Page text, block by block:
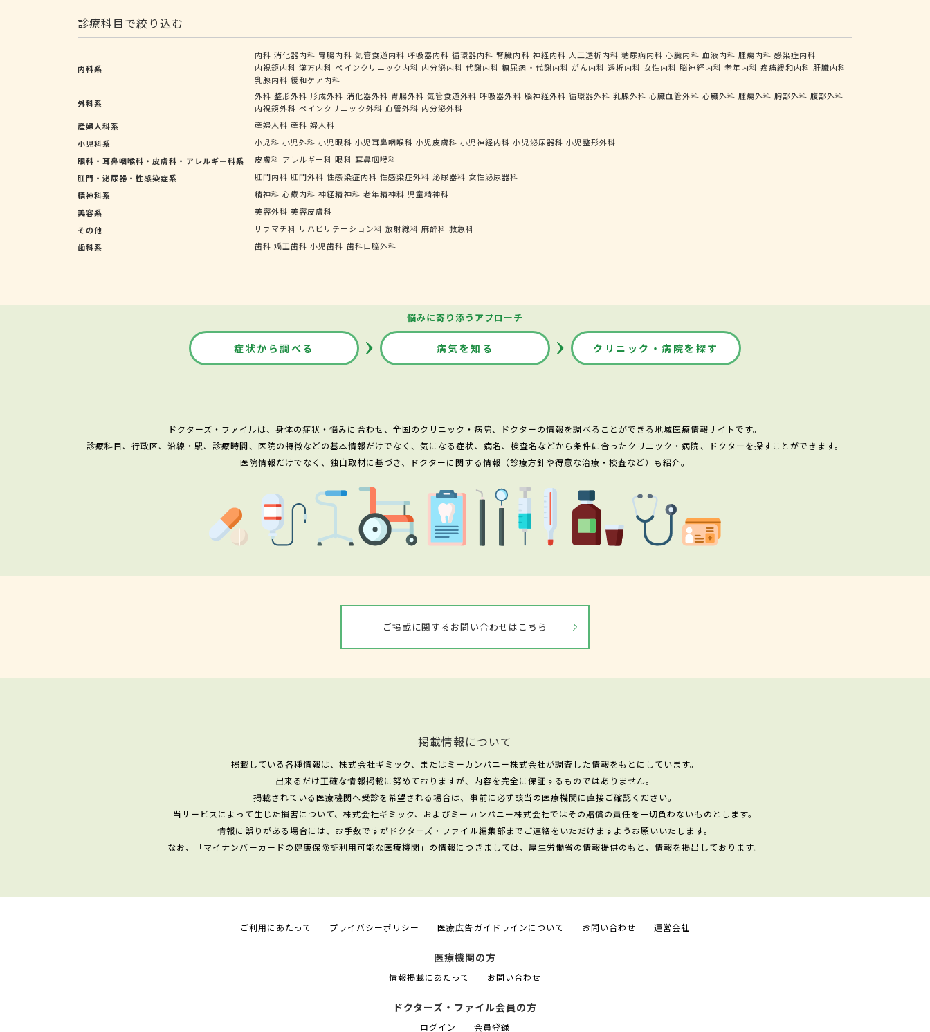
診療科目で絞り込む
内科系
内科 消化器内科 胃腸内科 気管食道内科 呼吸器内科 循環器内科 腎臓内科 神経内科 人工透析内科 糖尿病内科 心臓内科 血液内科 腫瘍内科 感染症内科
内視鏡内科 漢方内科 ペインクリニック内科 内分泌内科 代謝内科 糖尿病・代謝内科 がん内科 透析内科 女性内科 脳神経内科 老年内科 疼痛緩和内科 肝臓内科
乳腺内科 緩和ケア内科
外科系
外科 整形外科 形成外科 消化器外科 胃腸外科 気管食道外科 呼吸器外科 脳神経外科 循環器外科 乳腺外科 心臓血管外科 心臓外科 腫瘍外科 胸部外科 腹部外科
内視鏡外科 ペインクリニック外科 血管外科 内分泌外科
産婦人科系
産婦人科 産科 婦人科
小児科系
小児科 小児外科 小児眼科 小児耳鼻咽喉科 小児皮膚科 小児神経内科 小児泌尿器科 小児整形外科
眼科・耳鼻咽喉科・皮膚科・アレルギー科系
皮膚科 アレルギー科 眼科 耳鼻咽喉科
肛門・泌尿器・性感染症系
肛門内科 肛門外科 性感染症内科 性感染症外科 泌尿器科 女性泌尿器科
精神科系
精神科 心療内科 神経精神科 老年精神科 児童精神科
美容系
美容外科 美容皮膚科
その他
リウマチ科 リハビリテーション科 放射線科 麻酔科 救急科
歯科系
歯科 矯正歯科 小児歯科 歯科口腔外科
悩みに寄り添うアプローチ
症状から調べる 病気を知る クリニック・病院を探す
ドクターズ・ファイルは、身体の症状・悩みに合わせ、全国のクリニック・病院、ドクターの情報を調べることができる地域医療情報サイトです。
診療科目、行政区、沿線・駅、診療時間、医院の特徴などの基本情報だけでなく、気になる症状、病名、検査名などから条件に合ったクリニック・病院、ドクターを探すことができます。
医院情報だけでなく、独自取材に基づき、ドクターに関する情報（診療方針や得意な治療・検査など）も紹介。
ご掲載に関するお問い合わせはこちら
掲載情報について
掲載している各種情報は、株式会社ギミック、またはミーカンパニー株式会社が調査した情報をもとにしています。
出来るだけ正確な情報掲載に努めておりますが、内容を完全に保証するものではありません。
掲載されている医療機関へ受診を希望される場合は、事前に必ず該当の医療機関に直接ご確認ください。
当サービスによって生じた損害について、株式会社ギミック、およびミーカンパニー株式会社ではその賠償の責任を一切負わないものとします。
情報に誤りがある場合には、お手数ですがドクターズ・ファイル編集部までご連絡をいただけますようお願いいたします。
なお、「マイナンバーカードの健康保険証利用可能な医療機関」の情報につきましては、厚生労働省の情報提供のもと、情報を掲出しております。
ご利用にあたって プライバシーポリシー 医療広告ガイドラインについて お問い合わせ 運営会社
医療機関の方
情報掲載にあたって お問い合わせ
ドクターズ・ファイル会員の方
ログイン 会員登録